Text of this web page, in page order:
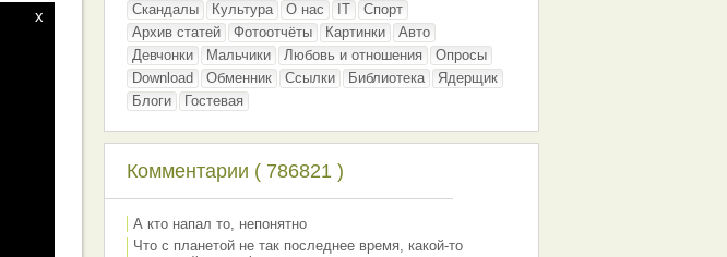
x
Скандалы
Культура О нас IT
Спорт
Архив статей
Фотоотчёты Картинки
Авто
Девчонки
Мальчики Любовь и отношения
Опросы
Download
Обменник Ссылки Библиотека
Ядерщик
Блоги
Гостевая
Комментарии ( 786821 )
А кто напал то, непонятно
Что с планетой не так последнее время, какой-то